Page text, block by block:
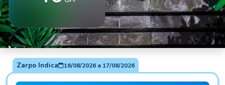
Zarpo Indica 16/08/2026a 17/08/2026